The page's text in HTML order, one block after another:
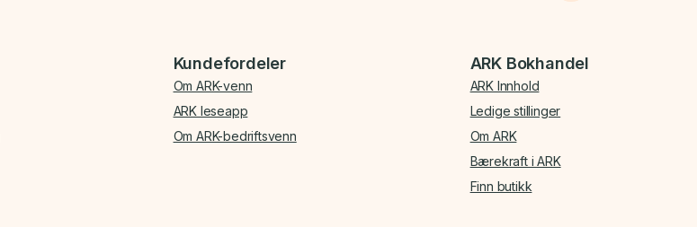
Kundefordeler
Om ARK-venn
ARK leseapp
Om ARK-bedriftsvenn
ARK Bokhandel
ARK Innhold
Ledige stillinger
Om ARK
Bærekraft i ARK
Finn butikk